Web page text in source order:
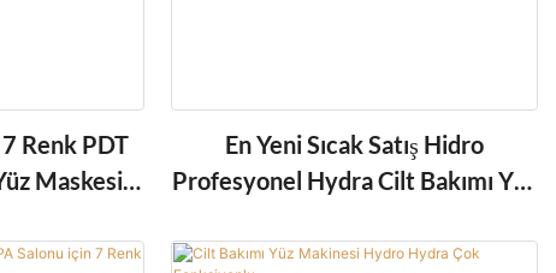
Renk PDT
Maskesi
En Yeni Sıcak Satış Hidro
Profesyonel Hydra Cilt Bakımı Yüz